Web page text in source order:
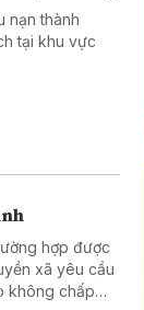
nạn thành
tại khu vực
hợp được
xã yêu cầu
không chấp